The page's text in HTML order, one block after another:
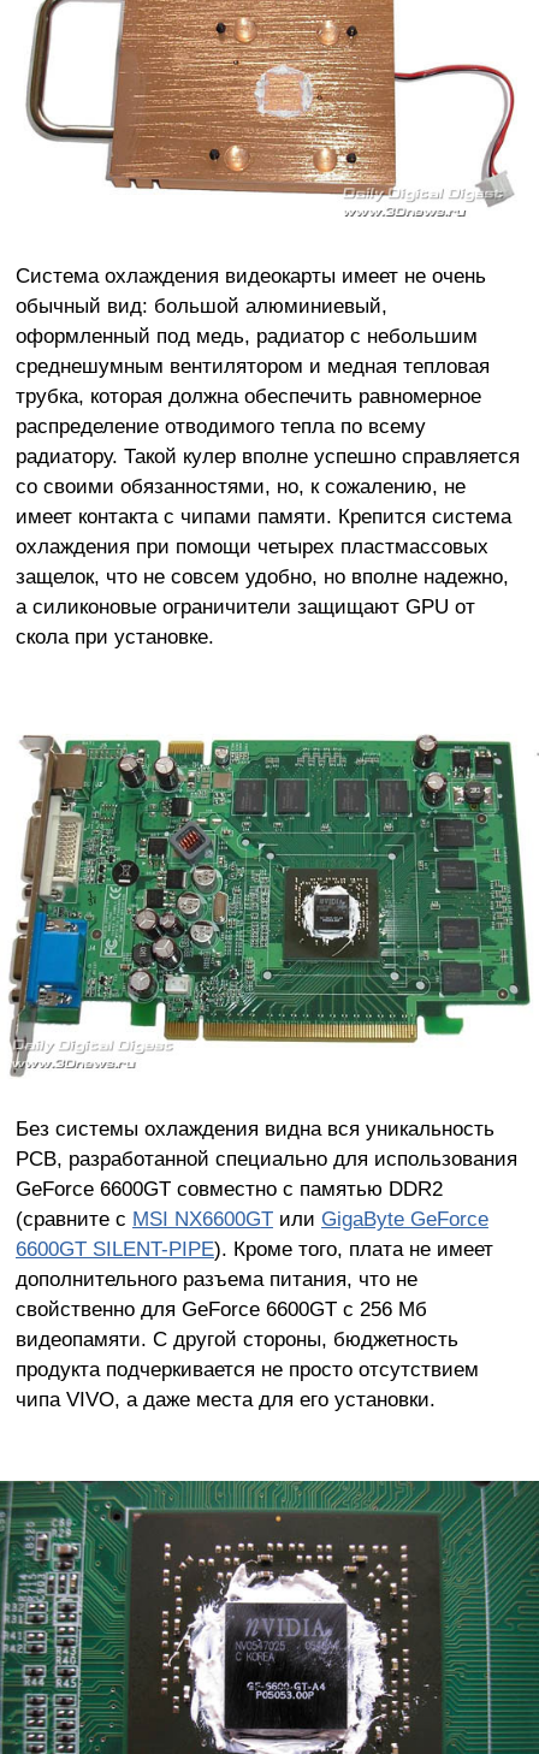
Система охлаждения видеокарты имеет не очень
обычный вид: большой алюминиевый,
оформленный под медь, радиатор с небольшим
среднешумным вентилятором и медная тепловая
трубка, которая должна обеспечить равномерное
распределение отводимого тепла по всему
радиатору. Такой кулер вполне успешно справляется
со своими обязанностями, но, к сожалению, не
имеет контакта с чипами памяти. Крепится система
охлаждения при помощи четырех пластмассовых
защелок, что не совсем удобно, но вполне надежно,
а силиконовые ограничители защищают GPU от
скола при установке.
Без системы охлаждения видна вся уникальность
PCB, разработанной специально для использования
GeForce 6600GT совместно с памятью DDR2
(сравните с MSI NX6600GTили GigaByte GeForce
6600GT SILENT-PIPE). Кроме того, плата не имеет
дополнительного разъема питания, что не
свойственно для GeForce 6600GT c 256 Мб
видеопамяти. С другой стороны, бюджетность
продукта подчеркивается не просто отсутствием
чипа VIVO, а даже места для его установки.